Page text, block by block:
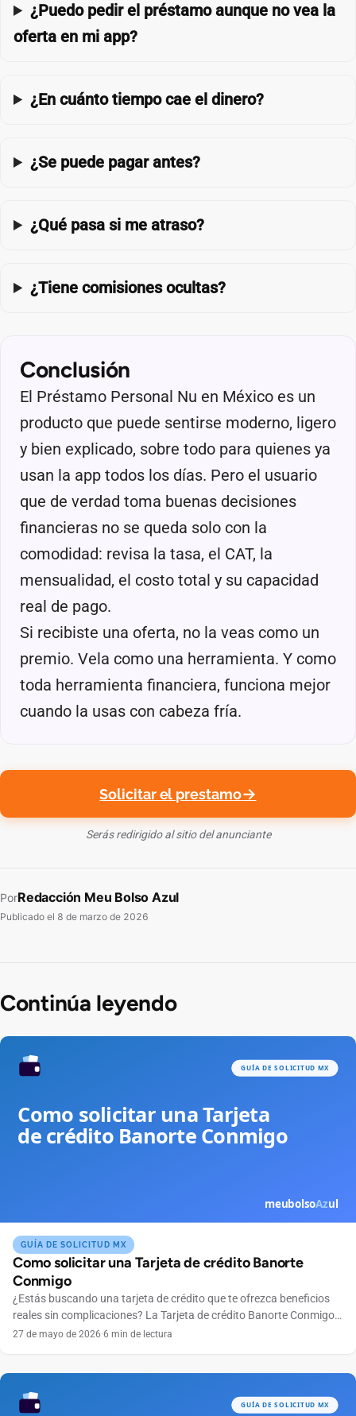
¿Puedo pedir el préstamo aunque no vea la
oferta en mi app?
¿En cuánto tiempo cae el dinero?
¿Se puede pagar antes?
¿Qué pasa si me atraso?
¿Tiene comisiones ocultas?
Conclusión
El Préstamo Personal Nu en México es un
producto que puede sentirse moderno, ligero
y bien explicado, sobre todo para quienes ya
usan la app todos los días. Pero el usuario
que de verdad toma buenas decisiones
financieras no se queda solo con la
comodidad: revisa la tasa, el CAT, la
mensualidad, el costo total y su capacidad
real de pago.
Si recibiste una oferta, no la veas como un
premio. Vela como una herramienta. Y como
toda herramienta financiera, funciona mejor
cuando la usas con cabeza fría.
Solicitar el prestamo
Serás redirigido al sitio del anunciante
PorRedacción Meu Bolso Azul
Publicado el 8 de marzo de 2026
Continúa leyendo
GUÍA DE SOLICITUD MX
Como solicitar una Tarjeta de crédito Banorte
Conmigo
¿Estás buscando una tarjeta de crédito que te ofrezca beneficios
reales sin complicaciones? La Tarjeta de crédito Banorte Conmigo
se ha convertido en una excelente opción para quienes buscan
27 de mayo de 2026·6 min de lectura